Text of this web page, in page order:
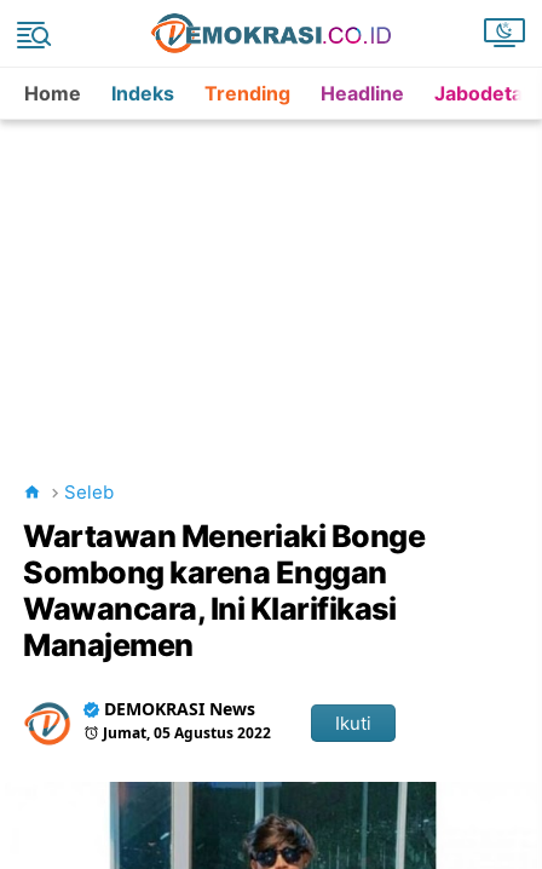
Home Indeks Trending Headline
Seleb
Wartawan Meneriaki Bonge
Sombong karena Enggan
Wawancara, Ini Klarifikasi
Manajemen
DEMOKRASI News
Jumat, 05 Agustus 2022 Ikuti